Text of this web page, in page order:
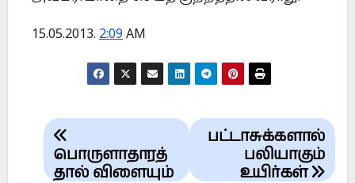
15.05.2013. 2:09 AM
Post
navigation
பட்டாசுக்களால்
பலியாகும்
உயிர்கள்
பொருளாதாரத்
தால் விளையும்